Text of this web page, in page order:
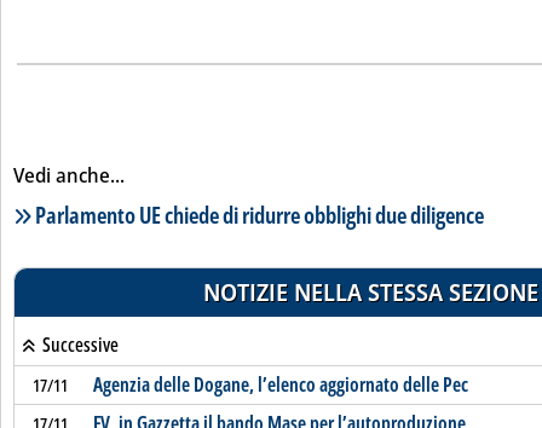
Vedi anche...
Lista notizie correlate
Parlamento UE chiede di ridurre obblighi due diligence
NOTIZIE NELLA STESSA SEZIONE
Successive
17/11 Agenzia delle Dogane, l’elenco aggiornato delle Pec